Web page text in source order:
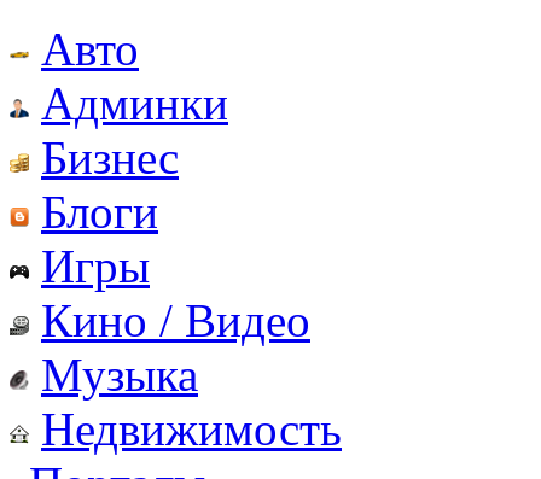
Авто
Админки
Бизнес
Блоги
Игры
Кино / Видео
Музыка
Недвижимость